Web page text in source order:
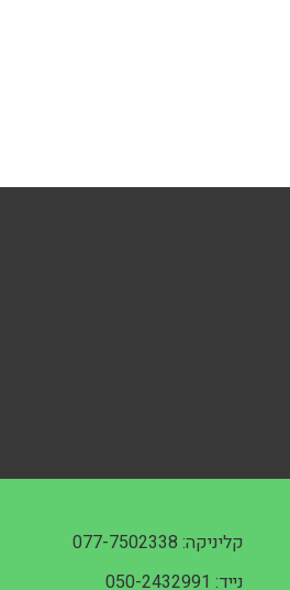
קליניקה: 077-7502338
נייד: 050-2432991